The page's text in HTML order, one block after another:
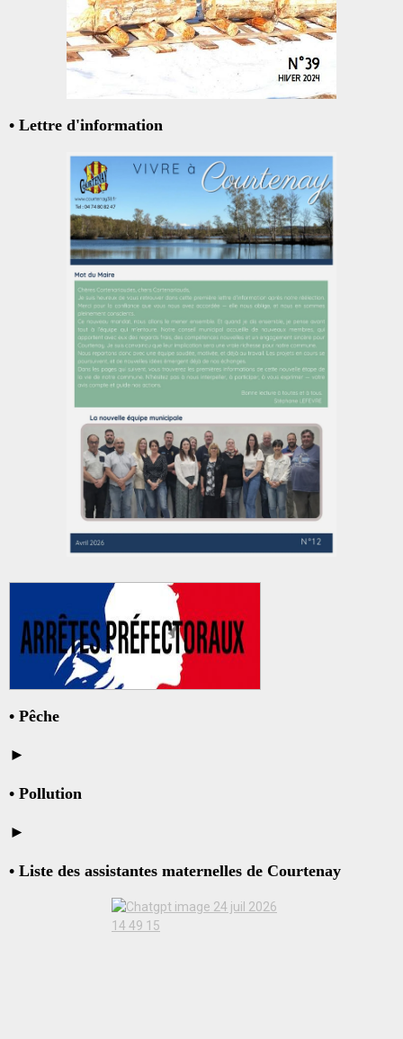
• Lettre d'information
• Pêche
►
• Pollution
►
• Liste des assistantes maternelles de Courtenay